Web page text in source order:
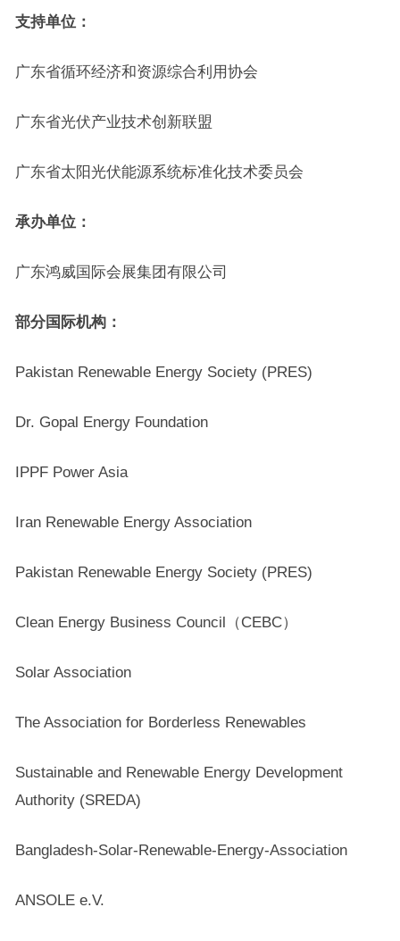
支持单位：
广东省循环经济和资源综合利用协会
广东省光伏产业技术创新联盟
广东省太阳光伏能源系统标准化技术委员会
承办单位：
广东鸿威国际会展集团有限公司
部分国际机构：
Pakistan Renewable Energy Society (PRES)
Dr. Gopal Energy Foundation
IPPF Power Asia
Iran Renewable Energy Association
Pakistan Renewable Energy Society (PRES)
Clean Energy Business Council（CEBC）
Solar Association
The Association for Borderless Renewables
Sustainable and Renewable Energy Development
Authority (SREDA)
Bangladesh-Solar-Renewable-Energy-Association
ANSOLE e.V.